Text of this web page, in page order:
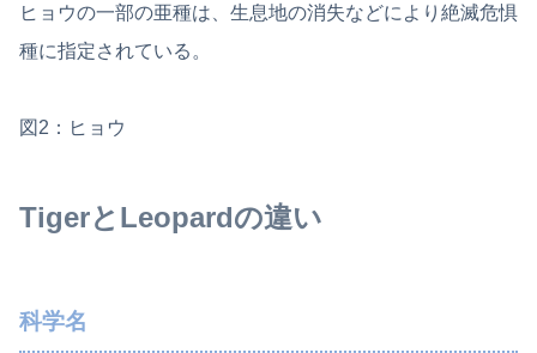
ヒョウの一部の亜種は、生息地の消失などにより絶滅危惧
種に指定されている。
図2：ヒョウ
TigerとLeopardの違い
科学名